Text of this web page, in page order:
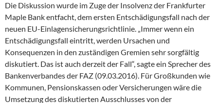
Die Diskussion wurde im Zuge der Insolvenz der Frankfurter
Maple Bank entfacht, dem ersten Entschädigungsfall nach der
neuen EU-Einlagensicherungsrichtlinie. „Immer wenn ein
Entschädigungsfall eintritt, werden Ursachen und
Konsequenzen in den zuständigen Gremien sehr sorgfältig
diskutiert. Das ist auch derzeit der Fall“, sagte ein Sprecher des
Bankenverbandes der FAZ (09.03.2016). Für Großkunden wie
Kommunen, Pensionskassen oder Versicherungen wäre die
Umsetzung des diskutierten Ausschlusses von der